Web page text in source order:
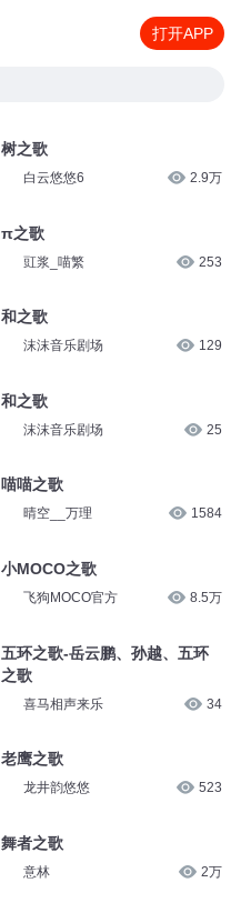
打开APP
树之歌
白云悠悠6 2.9万
π之歌
豇浆_喵繁 253
和之歌
沫沫音乐剧场 129
和之歌
沫沫音乐剧场 25
喵喵之歌
晴空__万理 1584
小MOCO之歌
飞狗MOCO官方 8.5万
五环之歌-岳云鹏、孙越、五环
之歌
喜马相声来乐 34
老鹰之歌
龙井韵悠悠 523
舞者之歌
意林 2万